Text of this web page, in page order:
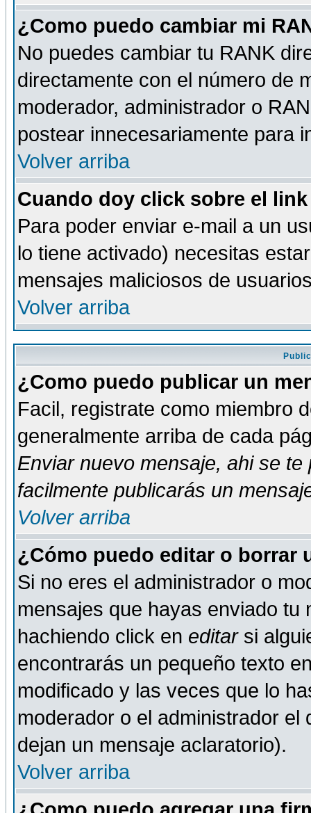
¿Como puedo cambiar mi
No puedes cambiar tu RANK
directamente con el número de
moderador, administrador o
postear innecesariamente para
Volver arriba
Cuando doy click sobre el
Para poder enviar e-mail a un
lo tiene activado) necesitas
mensajes maliciosos de
Volver arriba
¿Como puedo publicar un
Facil, registrate como miembro
generalmente arriba de cada
Enviar nuevo mensaje, ahi se te
facilmente publicarás un
Volver arriba
¿Cómo puedo editar o borrar
Si no eres el administrador o
mensajes que hayas enviado tu
hachiendo click en editarsi
encontrarás un pequeño texto
modificado y las veces que lo
moderador o el administrador
dejan un mensaje aclaratorio).
Volver arriba